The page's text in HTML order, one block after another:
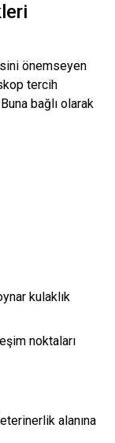
önemseyen
tercih
bağlı olarak
kulaklık
noktaları
alanına